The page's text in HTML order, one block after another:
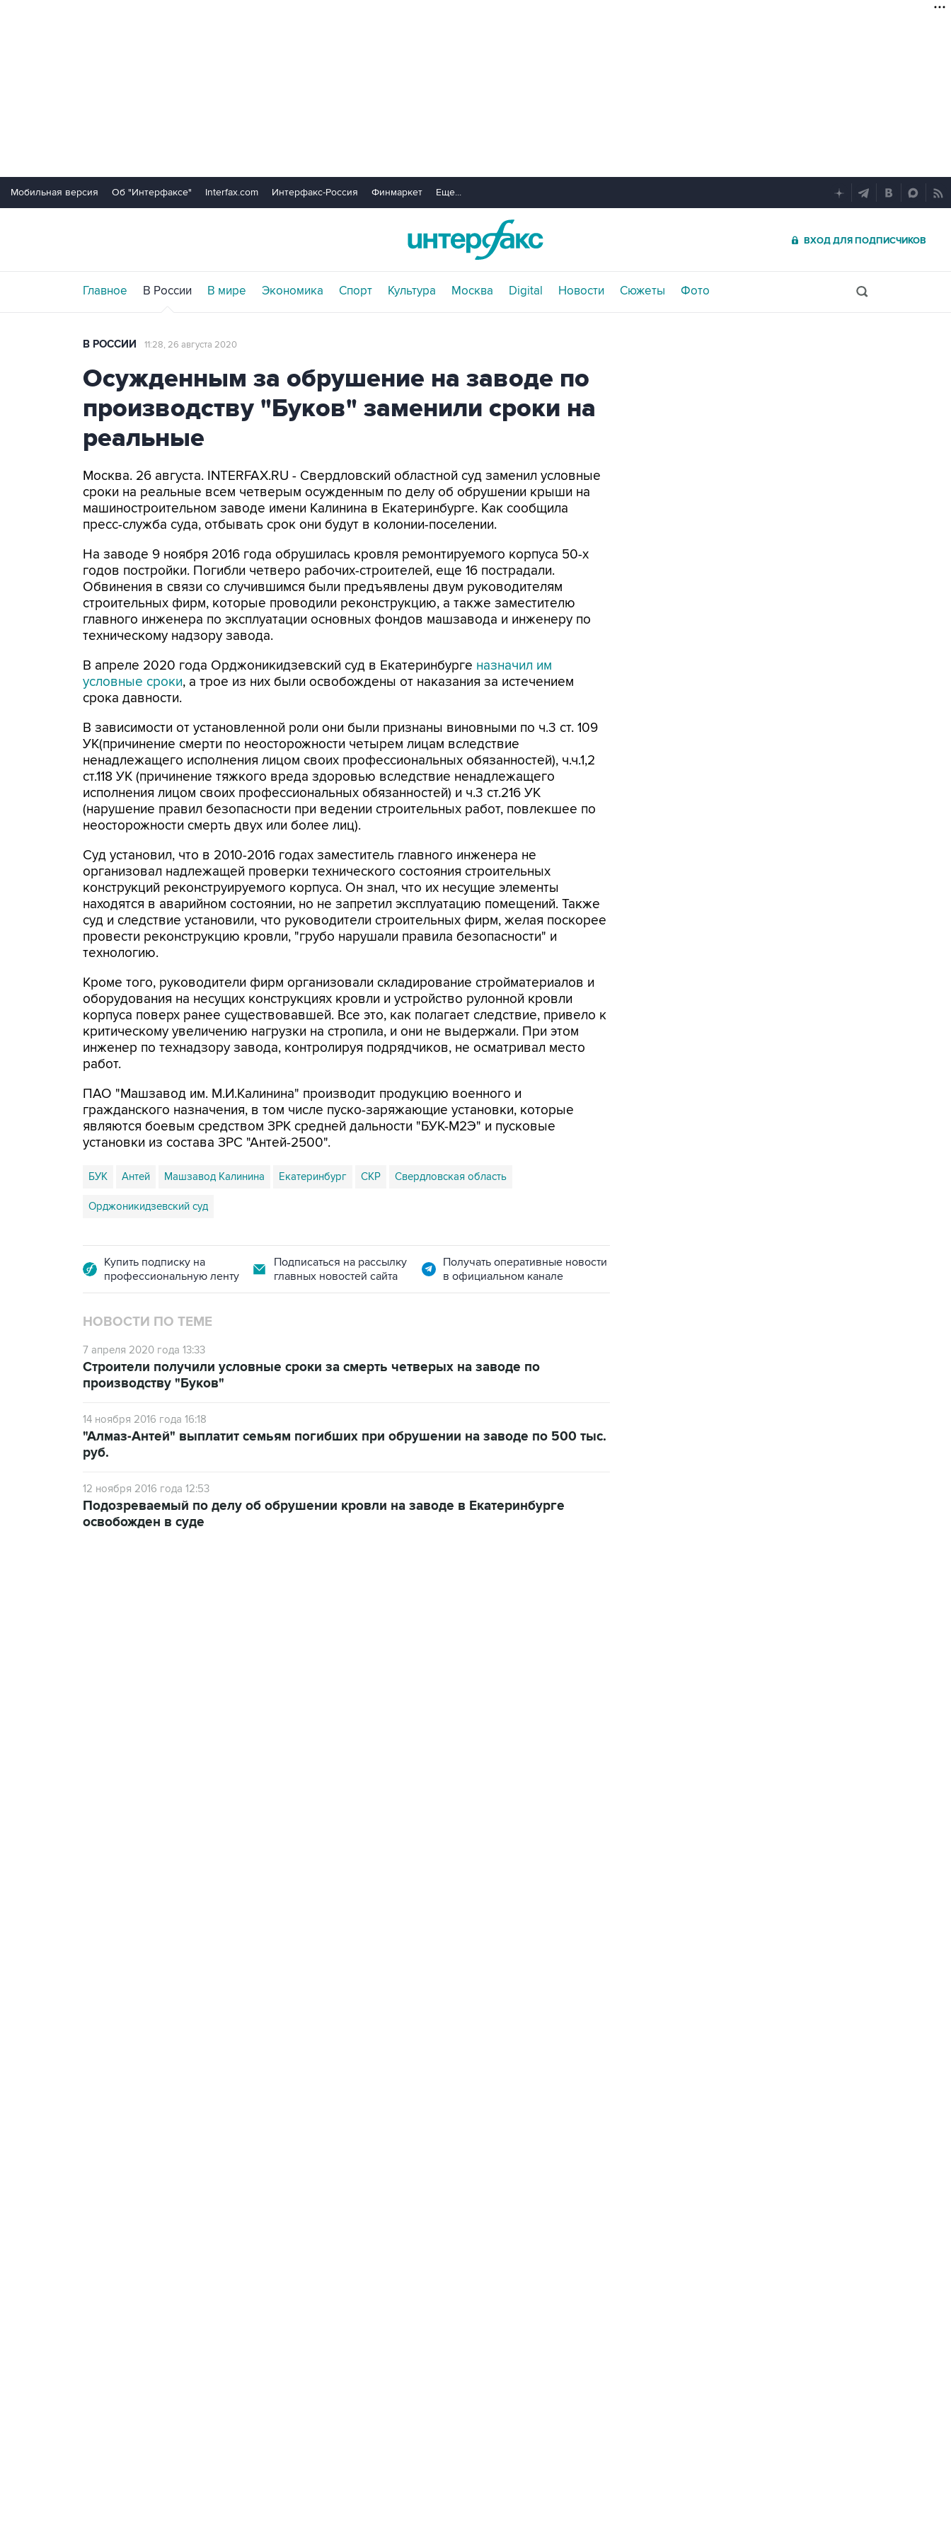
Мобильная версия Об "Интерфаксе" Interfax.com Интерфакс-Россия Финмаркет Еще...
ВХОД ДЛЯ ПОДПИСЧИКОВ
Главное В России В мире Экономика Спорт Культура Москва Digital Новости Сюжеты Фото
В РОССИИ 11:28, 26 августа 2020
Осужденным за обрушение на заводе по
производству "Буков" заменили сроки на
реальные
Москва. 26 августа. INTERFAX.RU - Свердловский областной суд заменил условные
сроки на реальные всем четверым осужденным по делу об обрушении крыши на
машиностроительном заводе имени Калинина в Екатеринбурге. Как сообщила
пресс-служба суда, отбывать срок они будут в колонии-поселении.
На заводе 9 ноября 2016 года обрушилась кровля ремонтируемого корпуса 50-х
годов постройки. Погибли четверо рабочих-строителей, еще 16 пострадали.
Обвинения в связи со случившимся были предъявлены двум руководителям
строительных фирм, которые проводили реконструкцию, а также заместителю
главного инженера по эксплуатации основных фондов машзавода и инженеру по
техническому надзору завода.
В апреле 2020 года Орджоникидзевский суд в Екатеринбурге назначил им
условные сроки, а трое из них были освобождены от наказания за истечением
срока давности.
В зависимости от установленной роли они были признаны виновными по ч.3 ст. 109
УК(причинение смерти по неосторожности четырем лицам вследствие
ненадлежащего исполнения лицом своих профессиональных обязанностей), ч.ч.1,2
ст.118 УК (причинение тяжкого вреда здоровью вследствие ненадлежащего
исполнения лицом своих профессиональных обязанностей) и ч.3 ст.216 УК
(нарушение правил безопасности при ведении строительных работ, повлекшее по
неосторожности смерть двух или более лиц).
Суд установил, что в 2010-2016 годах заместитель главного инженера не
организовал надлежащей проверки технического состояния строительных
конструкций реконструируемого корпуса. Он знал, что их несущие элементы
находятся в аварийном состоянии, но не запретил эксплуатацию помещений. Также
суд и следствие установили, что руководители строительных фирм, желая поскорее
провести реконструкцию кровли, "грубо нарушали правила безопасности" и
технологию.
Кроме того, руководители фирм организовали складирование стройматериалов и
оборудования на несущих конструкциях кровли и устройство рулонной кровли
корпуса поверх ранее существовавшей. Все это, как полагает следствие, привело к
критическому увеличению нагрузки на стропила, и они не выдержали. При этом
инженер по технадзору завода, контролируя подрядчиков, не осматривал место
работ.
ПАО "Машзавод им. М.И.Калинина" производит продукцию военного и
гражданского назначения, в том числе пуско-заряжающие установки, которые
являются боевым средством ЗРК средней дальности "БУК-М2Э" и пусковые
установки из состава ЗРС "Антей-2500".
БУК Антей Машзавод Калинина Екатеринбург СКР Свердловская область
Орджоникидзевский суд
Купить подписку на
профессиональную ленту
Подписаться на рассылку
главных новостей сайта
Получать оперативные новости
в официальном канале
НОВОСТИ ПО ТЕМЕ
7 апреля 2020 года 13:33
Строители получили условные сроки за смерть четверых на заводе по
производству "Буков"
14 ноября 2016 года 16:18
"Алмаз-Антей" выплатит семьям погибших при обрушении на заводе по 500 тыс.
руб.
12 ноября 2016 года 12:53
Подозреваемый по делу об обрушении кровли на заводе в Екатеринбурге
освобожден в суде